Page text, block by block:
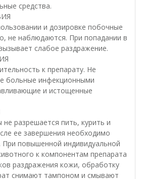
средства.
и дозировке побочные
не наблюдаются. При попадании в
слабое раздражение.
к препарату. Не
больные инфекционными
и истощенные
разрешается пить, курить и
ее завершения необходимо
повышенной индивидуальной
к компонентам препарата
раздражения кожи, обработку
снимают тампоном и смывают